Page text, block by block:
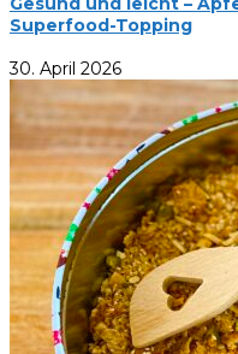
Superfood-Topping
30. April 2026